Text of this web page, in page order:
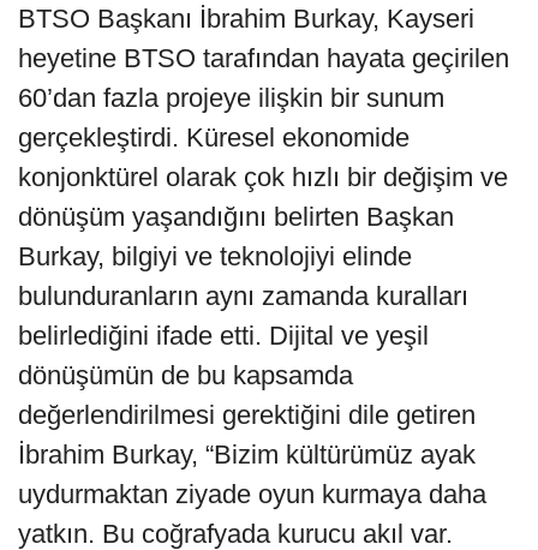
BTSO Başkanı İbrahim Burkay, Kayseri
heyetine BTSO tarafından hayata geçirilen
60’dan fazla projeye ilişkin bir sunum
gerçekleştirdi. Küresel ekonomide
konjonktürel olarak çok hızlı bir değişim ve
dönüşüm yaşandığını belirten Başkan
Burkay, bilgiyi ve teknolojiyi elinde
bulunduranların aynı zamanda kuralları
belirlediğini ifade etti. Dijital ve yeşil
dönüşümün de bu kapsamda
değerlendirilmesi gerektiğini dile getiren
İbrahim Burkay, “Bizim kültürümüz ayak
uydurmaktan ziyade oyun kurmaya daha
yatkın. Bu coğrafyada kurucu akıl var.